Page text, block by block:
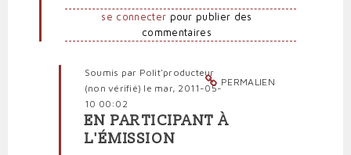
se connecter pour publier des
commentaires
PERMALIEN
Soumis par Polit'producteur
(non vérifié) le mar, 2011-05-
10 00:02
En
réponse
EN PARTICIPANT À
L'ÉMISSION